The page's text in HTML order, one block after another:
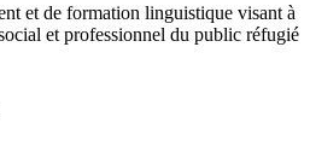
et de formation linguistique visant à
et professionnel du public réfugié